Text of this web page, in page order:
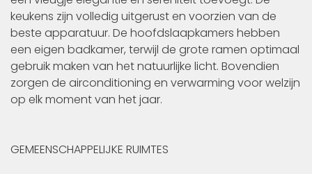
keukens zijn volledig uitgerust en voorzien van de
beste apparatuur. De hoofdslaapkamers hebben
een eigen badkamer, terwijl de grote ramen optimaal
gebruik maken van het natuurlijke licht. Bovendien
zorgen de airconditioning en verwarming voor welzijn
op elk moment van het jaar.
GEMEENSCHAPPELIJKE RUIMTES